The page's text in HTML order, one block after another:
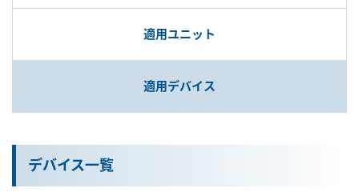
適用ユニット
適用デバイス
デバイス一覧